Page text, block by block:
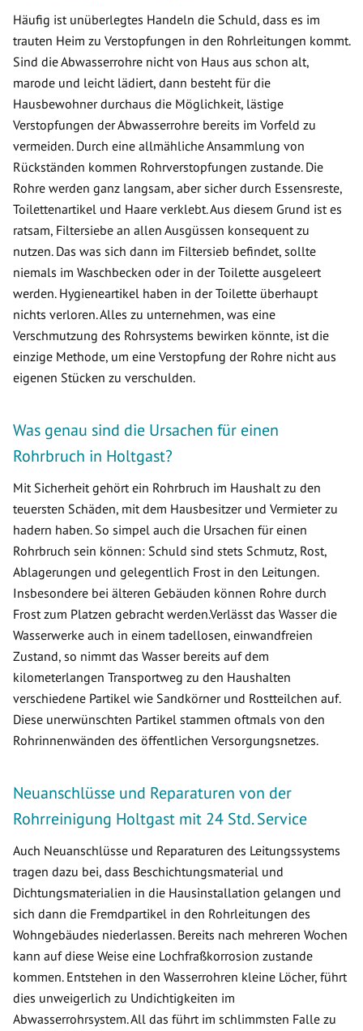
Häufig ist unüberlegtes Handeln die Schuld, dass es im
trauten Heim zu Verstopfungen in den Rohrleitungen kommt.
Sind die Abwasserrohre nicht von Haus aus schon alt,
marode und leicht lädiert, dann besteht für die
Hausbewohner durchaus die Möglichkeit, lästige
Verstopfungen der Abwasserrohre bereits im Vorfeld zu
vermeiden. Durch eine allmähliche Ansammlung von
Rückständen kommen Rohrverstopfungen zustande. Die
Rohre werden ganz langsam, aber sicher durch Essensreste,
Toilettenartikel und Haare verklebt. Aus diesem Grund ist es
ratsam, Filtersiebe an allen Ausgüssen konsequent zu
nutzen. Das was sich dann im Filtersieb befindet, sollte
niemals im Waschbecken oder in der Toilette ausgeleert
werden. Hygieneartikel haben in der Toilette überhaupt
nichts verloren. Alles zu unternehmen, was eine
Verschmutzung des Rohrsystems bewirken könnte, ist die
einzige Methode, um eine Verstopfung der Rohre nicht aus
eigenen Stücken zu verschulden.
Was genau sind die Ursachen für einen
Rohrbruch in Holtgast?
Mit Sicherheit gehört ein Rohrbruch im Haushalt zu den
teuersten Schäden, mit dem Hausbesitzer und Vermieter zu
hadern haben. So simpel auch die Ursachen für einen
Rohrbruch sein können: Schuld sind stets Schmutz, Rost,
Ablagerungen und gelegentlich Frost in den Leitungen.
Insbesondere bei älteren Gebäuden können Rohre durch
Frost zum Platzen gebracht werden.Verlässt das Wasser die
Wasserwerke auch in einem tadellosen, einwandfreien
Zustand, so nimmt das Wasser bereits auf dem
kilometerlangen Transportweg zu den Haushalten
verschiedene Partikel wie Sandkörner und Rostteilchen auf.
Diese unerwünschten Partikel stammen oftmals von den
Rohrinnenwänden des öffentlichen Versorgungsnetzes.
Neuanschlüsse und Reparaturen von der
Rohrreinigung Holtgast mit 24 Std. Service
Auch Neuanschlüsse und Reparaturen des Leitungssystems
tragen dazu bei, dass Beschichtungsmaterial und
Dichtungsmaterialien in die Hausinstallation gelangen und
sich dann die Fremdpartikel in den Rohrleitungen des
Wohngebäudes niederlassen. Bereits nach mehreren Wochen
kann auf diese Weise eine Lochfraßkorrosion zustande
kommen. Entstehen in den Wasserrohren kleine Löcher, führt
dies unweigerlich zu Undichtigkeiten im
Abwasserrohrsystem. All das führt im schlimmsten Falle zu